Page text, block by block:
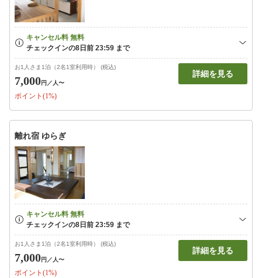
お1人さま1泊（2名1室利用時） (税込)
7,000円 ／人〜
ポイント(1%)
詳細を見る
離れ宿 ゆらぎ
お1人さま1泊（2名1室利用時） (税込)
7,000円 ／人〜
ポイント(1%)
詳細を見る